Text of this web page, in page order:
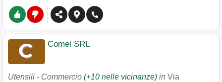
Comel SRL
Utensili - Commercio (+10 nelle vicinanze) in Via